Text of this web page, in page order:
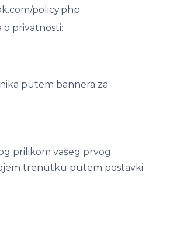
policy.php
privatnosti:
putem bannera za
prilikom vašeg prvog
trenutku putem postavki